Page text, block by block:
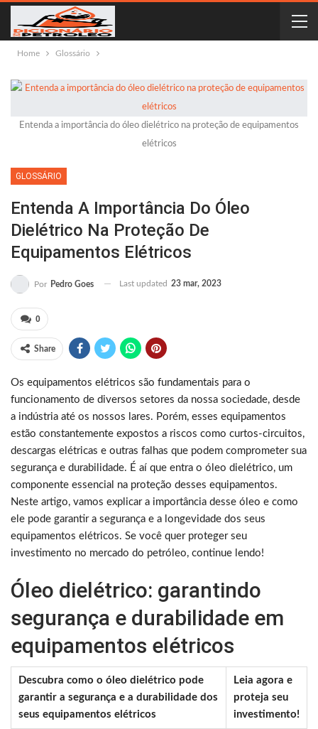
Home Glossário
Entenda a importância do óleo dielétrico na proteção de equipamentos
elétricos
GLOSSÁRIO
Entenda A Importância Do Óleo
Dielétrico Na Proteção De
Equipamentos Elétricos
Por Pedro Goes Last updated 23 mar, 2023
0
Share
Os equipamentos elétricos são fundamentais para o
funcionamento de diversos setores da nossa sociedade, desde
a indústria até os nossos lares. Porém, esses equipamentos
estão constantemente expostos a riscos como curtos-circuitos,
descargas elétricas e outras falhas que podem comprometer sua
segurança e durabilidade. É aí que entra o óleo dielétrico, um
componente essencial na proteção desses equipamentos.
Neste artigo, vamos explicar a importância desse óleo e como
ele pode garantir a segurança e a longevidade dos seus
equipamentos elétricos. Se você quer proteger seu
investimento no mercado do petróleo, continue lendo!
Óleo dielétrico: garantindo
segurança e durabilidade em
equipamentos elétricos
Descubra como o óleo dielétrico pode
garantir a segurança e a durabilidade dos
seus equipamentos elétricos
Leia agora e
proteja seu
investimento!